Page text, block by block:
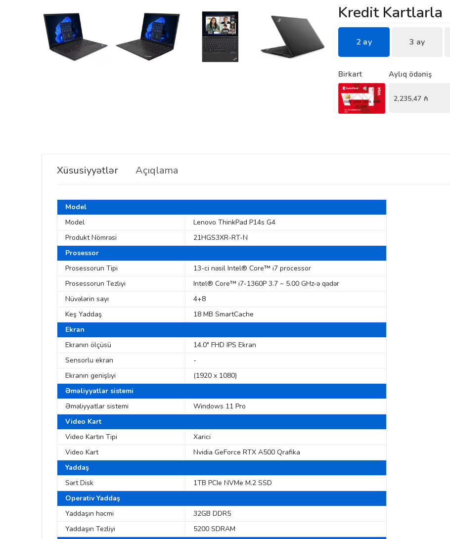
Kredit Kartlarla
2 ay 3 ay
Birkart Aylıq ödəniş
2,235,47 ₼
Xüsusiyyətlər Açıqlama
Model
Model
Lenovo ThinkPad P14s G4
Produkt Nömrəsi
21HGS3XR-RT-N
Prosessor
Prosessorun Tipi
13-ci nəsil Intel® Core™ i7 processor
Prosessorun Tezliyi
Intel® Core™ i7-1360P 3.7 ~ 5.00 GHz-ə qədər
Nüvələrin sayı
4+8
Keş Yaddaş
18 MB SmartCache
Ekran
Ekranın ölçüsü
14.0" FHD IPS Ekran
Sensorlu ekran
-
Ekranın genişlıyi
(1920 x 1080)
Əməliyyatlar sistemi
Əməliyyatlar sistemi
Windows 11 Pro
Video Kart
Video Kartın Tipi
Xarici
Video Kart
Nvidia GeForce RTX A500 Qrafika
Yaddaş
Sərt Disk
1TB PCIe NVMe M.2 SSD
Operativ Yaddaş
Yaddaşın həcmi
32GB DDR5
Yaddaşın Tezliyi
5200 SDRAM